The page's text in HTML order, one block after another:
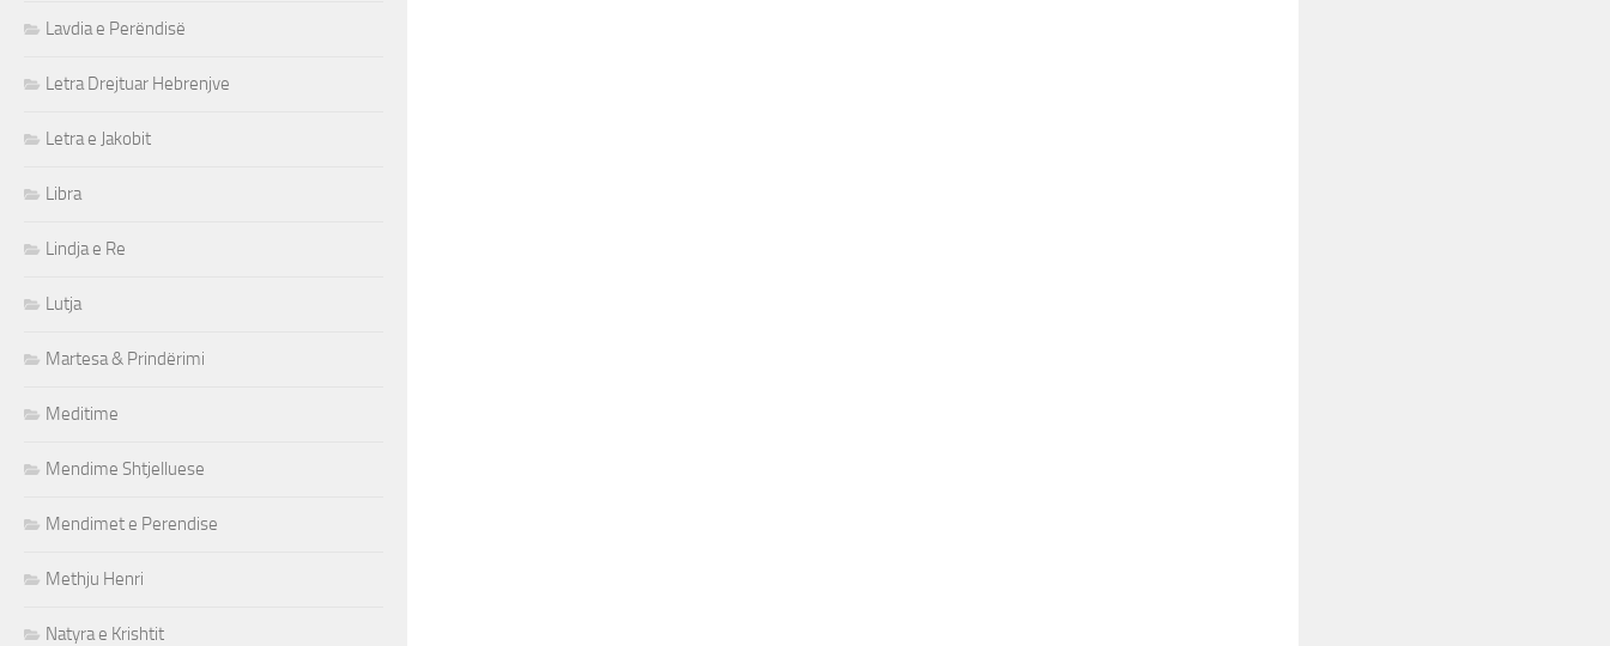
Lavdia e Perëndisë
Letra Drejtuar Hebrenjve
Letra e Jakobit
Libra
Lindja e Re
Lutja
Martesa & Prindërimi
Meditime
Mendime Shtjelluese
Mendimet e Perendise
Methju Henri
Natyra e Krishtit